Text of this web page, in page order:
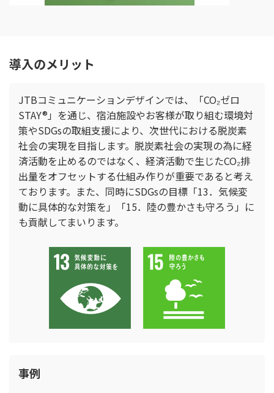
導入のメリット
JTBコミュニケーションデザインでは、「CO₂ゼロ
STAY®」を通じ、宿泊施設やお客様が取り組む環境対
策やSDGsの取組支援により、次世代における脱炭素
社会の実現を目指します。脱炭素社会の実現の為に経
済活動を止めるのではなく、経済活動で生じたCO₂排
出量をオフセットする仕組み作りが重要であると考え
ております。また、同時にSDGsの目標「13．気候変
動に具体的な対策を」「15．陸の豊かさも守ろう」に
も貢献してまいります。
事例